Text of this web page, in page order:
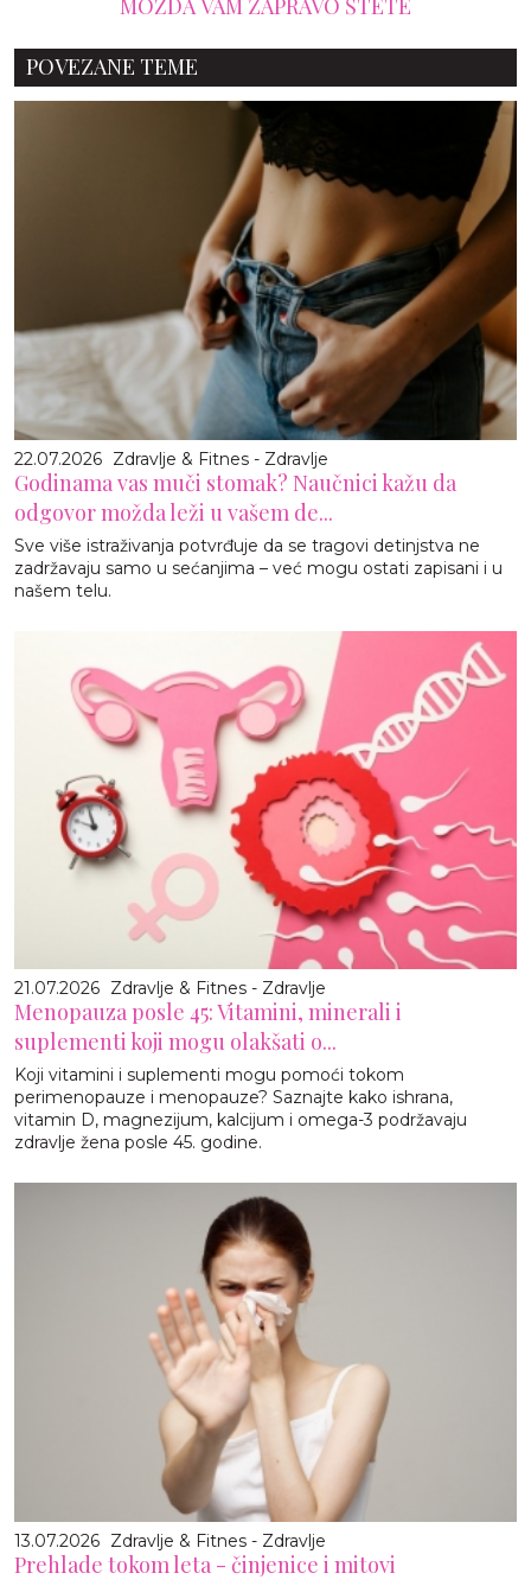
POVEZANE TEME
22.07.2026 Zdravlje & Fitnes - Zdravlje
Godinama vas muči stomak? Naučnici kažu da
odgovor možda leži u vašem de...
Sve više istraživanja potvrđuje da se tragovi detinjstva ne
zadržavaju samo u sećanjima – već mogu ostati zapisani i u
našem telu.
21.07.2026 Zdravlje & Fitnes - Zdravlje
Menopauza posle 45: Vitamini, minerali i
suplementi koji mogu olakšati o...
Koji vitamini i suplementi mogu pomoći tokom
perimenopauze i menopauze? Saznajte kako ishrana,
vitamin D, magnezijum, kalcijum i omega-3 podržavaju
zdravlje žena posle 45. godine.
13.07.2026 Zdravlje & Fitnes - Zdravlje
Prehlade tokom leta - činjenice i mitovi